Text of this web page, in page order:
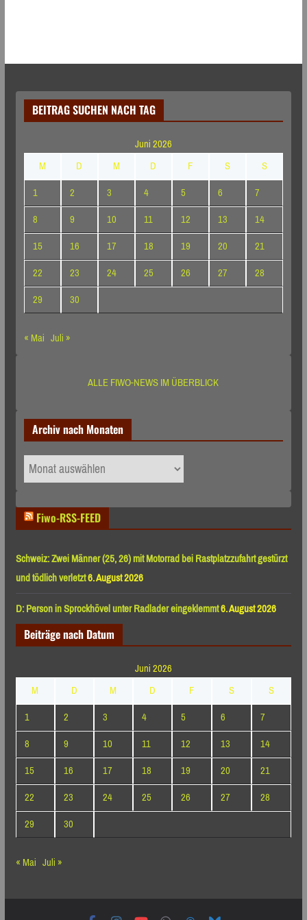
BEITRAG SUCHEN NACH TAG
Juni 2026
M
D M D F S
S
1
2 3 4 5 6
7
8
9 10 11 12 13
14
15
16 17 18 19 20
21
22
23 24 25 26 27
28
29
30
« Mai Juli »
ALLE FIWO-NEWS IM ÜBERBLICK
Archiv nach Monaten
Archiv
nach
Fiwo-RSS-FEED
Schweiz: Zwei Männer (25, 26) mit Motorrad bei Rastplatzzufahrt gestürzt
und tödlich verletzt6. August 2026
D: Person in Sprockhövel unter Radlader eingeklemmt6. August 2026
Beiträge nach Datum
Juni 2026
M
D M D F S
S
1
2 3 4 5 6
7
8
9 10 11 12 13
14
15
16 17 18 19 20
21
22
23 24 25 26 27
28
29
30
« Mai Juli »